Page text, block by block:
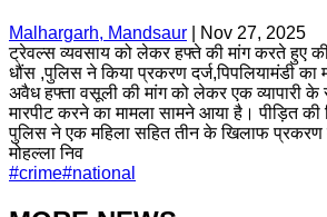
Malhargarh, Mandsaur
Nov 27, 2025
ट्रेवल्स व्यवसाय को लेकर हफ्ते की मांग करते हुए
धौंस ,पुलिस ने किया प्रकरण दर्ज,पिपलियामंडी का
अवैध हफ्ता वसूली की मांग को लेकर एक व्यापारी
मारपीट करने का मामला सामने आया है। पीड़ित की
पुलिस ने एक महिला सहित तीन के खिलाफ प्रकरण
मोहल्ला निव
#crime#national